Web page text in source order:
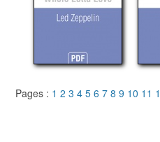
Pages : 1 2 3 4 5 6 7 8 9 10 11